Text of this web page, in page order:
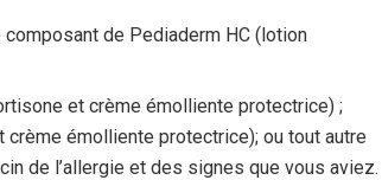
de Pediaderm HC (lotion
et crème émolliente protectrice) ;
émolliente protectrice); ou tout autre
de l’allergie et des signes que vous aviez.